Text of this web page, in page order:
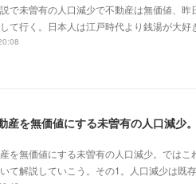
で未曽有の人口減少で不動産は無価値、
て行く。日本人は江戸時代より銭湯が大
を無価値にする未曽有の人口減少。では
て解説していこう。その1。人口減少は既